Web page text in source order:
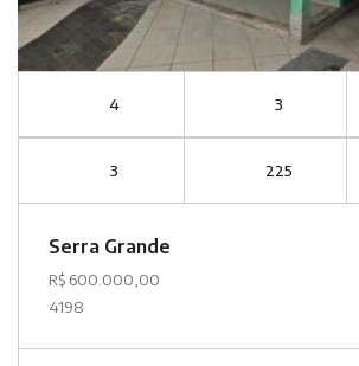
4 3
3 225
Serra Grande
R$ 600.000,00
4198